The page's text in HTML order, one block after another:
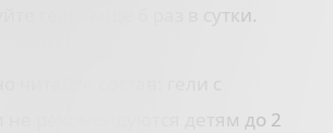
гель чаще 6 раз в сутки.
читайте состав: гели с
рекомендуются детям до 2